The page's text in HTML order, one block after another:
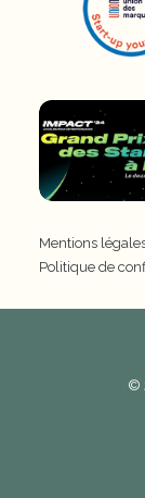
Mentions
Politique de
©